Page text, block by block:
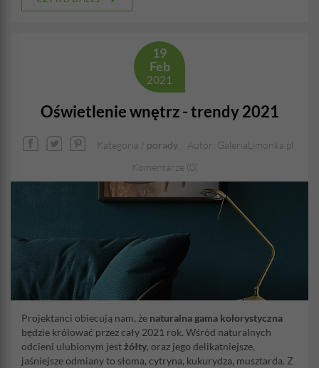
19
Feb
2021
Oświetlenie wnętrz - trendy 2021
Kategoria / porady
Autor: GaleriaLimonka.pl
Komentarze (0)
Projektanci obiecują nam, że naturalna gama kolorystyczna
będzie królować przez cały 2021 rok. Wśród naturalnych
odcieni ulubionym jest żółty, oraz jego delikatniejsze,
jaśniejsze odmiany to słoma, cytryna, kukurydza, musztarda. Z